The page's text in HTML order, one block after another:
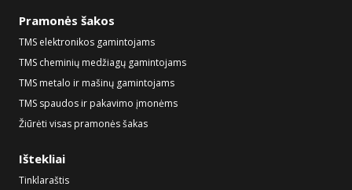
Pramonės šakos
TMS elektronikos gamintojams
TMS cheminių medžiagų gamintojams
TMS metalo ir mašinų gamintojams
TMS spaudos ir pakavimo įmonėms
Žiūrėti visas pramonės šakas
Ištekliai
Tinklaraštis